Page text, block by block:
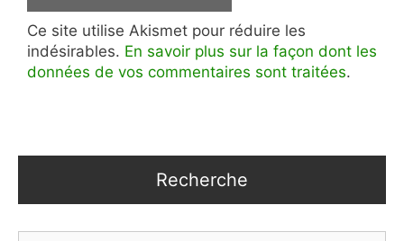
Ce site utilise Akismet pour réduire les
indésirables. En savoir plus sur la façon dont les
données de vos commentaires sont traitées.
Recherche